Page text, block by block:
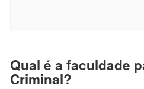
Qual é a faculdade
Criminal?